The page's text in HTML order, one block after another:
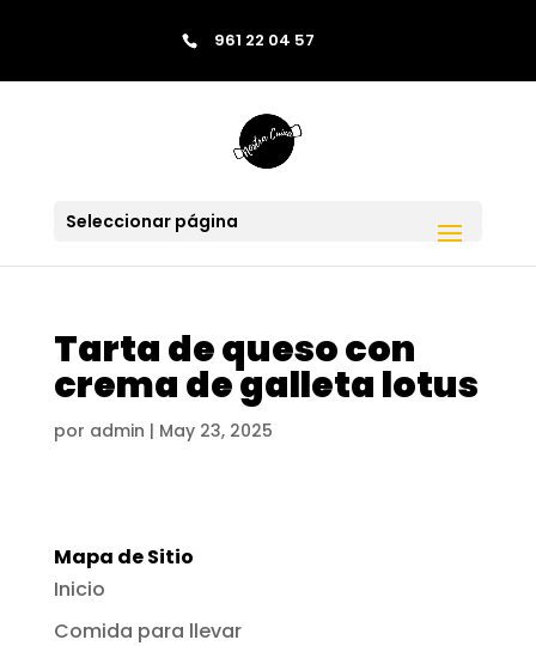
961 22 04 57
Saltar al contenido
Seleccionar página
Tarta de queso con
crema de galleta lotus
por admin | May 23, 2025
Mapa de Sitio
Inicio
Comida para llevar